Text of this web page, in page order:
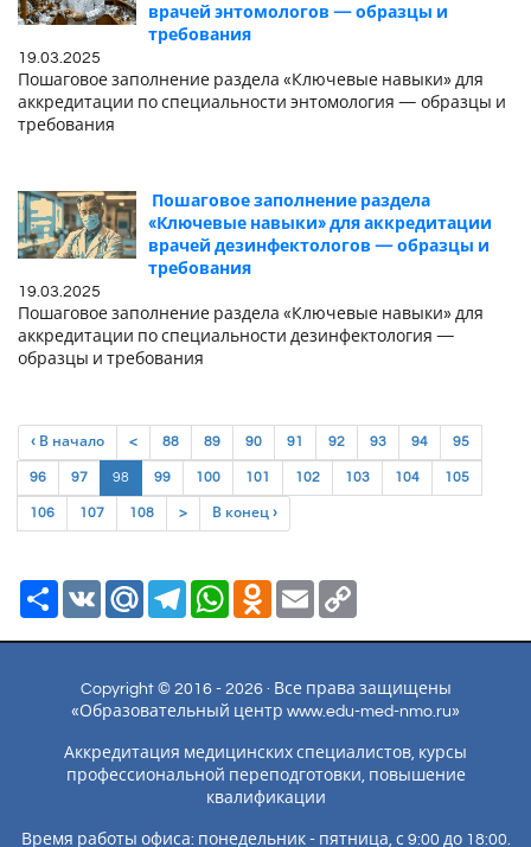
врачей энтомологов — образцы и
требования
19.03.2025
Пошаговое заполнение раздела «Ключевые навыки» для
аккредитации по специальности энтомология — образцы и
требования
Пошаговое заполнение раздела
«Ключевые навыки» для аккредитации
врачей дезинфектологов — образцы и
требования
19.03.2025
Пошаговое заполнение раздела «Ключевые навыки» для
аккредитации по специальности дезинфектология —
образцы и требования
‹ В начало < 88 89 90 91 92 93 94 95
96 97 98 (current)
99 100 101 102 103 104 105
106 107 108 > В конец ›
РесурсVK Mail.Ru TelegramWhatsAppOdnoklassniki
Email
Copyright © 2016 - 2026 · Все права защищены
«Образовательный центр www.edu-med-nmo.ru»
Аккредитация медицинских специалистов, курсы
профессиональной переподготовки, повышение
квалификации
Время работы офиса: понедельник - пятница, с 9:00 до 18:00.